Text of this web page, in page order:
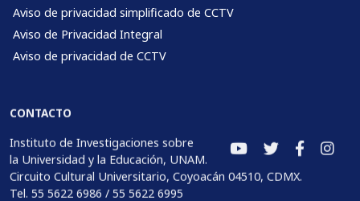
Aviso de privacidad simplificado de CCTV
Aviso de Privacidad Integral
Aviso de privacidad de CCTV
CONTACTO
Instituto de Investigaciones sobre
la Universidad y la Educación, UNAM.
Circuito Cultural Universitario, Coyoacán 04510, CDMX.
Tel. 55 5622 6986 / 55 5622 6995